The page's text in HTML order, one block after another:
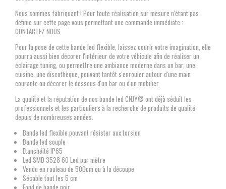
Nous sommes fabriquant ! Pour toute réalisation sur mesure n'étant pas
définie sur cette page vous permettant une commande immédiate :
CONTACTEZ NOUS
Pour la pose de cette bande led flexible, laissez courir votre imagination, elle
pourra aussi bien décorer l'intérieur de votre véhicule afin de réaliser un
éclairage tuning, ou permettre une ambiance moderne dans un bar, une
cuisine, une discothèque, pouvant tantôt s'enrouler autour d'une main
courante ou décorer le dessous d'un bar ou d'un mobilier.
La qualité et la réputation de nos bande led CNJY® ont déjà séduit les
professionnels et les particuliers à la recherche de produits de qualité
depuis de nombreuses années.
Bande led flexible pouvant résister aux torsion
Bande led souple
Etanchéité IP65
Led SMD 3528 60 Led par mètre
Vendu en rouleau de 500cm ou à la découpe
Sécable tout les 5 cm